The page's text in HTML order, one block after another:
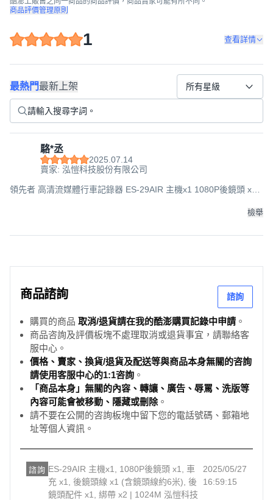
商品評價管理原則
1 查看詳情
最熱門最新上架 所有星級
駱*丞
2025.07.14
賣家: 泓愷科技股份有限公司
領先者 高清流媒體行車記錄器 ES-29AIR 主機x1 1080P後鏡頭 x1
機x1, 1080P後鏡頭 x1, 車充 x1, 後鏡頭線 x1 (含鏡頭線約6米), 後檢舉
商品諮詢 諮詢
購買的商品 取消/退貨請在我的酷澎購買記錄中申請 。
商品咨詢及評價板塊不處理取消或退貨事宜，請聯絡客
服中心。
價格、賣家、換貨/退貨及配送等與商品本身無關的咨詢
請使用客服中心的1:1咨詢 。
「商品本身」無關的內容、轉讓、廣告、辱罵、洗版等
內容可能會被移動、隱藏或刪除。
請不要在公開的咨詢板塊中留下您的電話號碼、郵箱地
址等個人資訊。
諮詢 ES-29AIR 主機x1, 1080P後鏡頭 x1, 車
充 x1, 後鏡頭線 x1 (含鏡頭線約6米), 後
鏡頭配件 x1, 綁帶 x2 | 1024M 泓愷科技
2025/05/27
16:59:15